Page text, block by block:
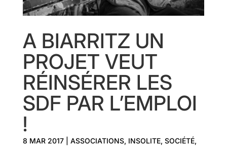
A BIARRITZ UN
PROJET VEUT
RÉINSÉRER LES
SDF PAR L’EMPLOI
!
8 MAR 2017| ASSOCIATIONS, INSOLITE, SOCIÉTÉ,